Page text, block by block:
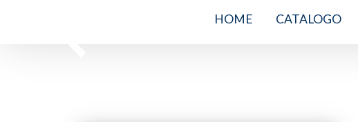
HOME CATALOGO